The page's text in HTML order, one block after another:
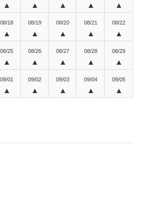
▲ ▲ ▲ ▲ ▲
08/18
▲
08/19
▲
08/20
▲
08/21
▲
08/22
▲
08/25
▲
08/26
▲
08/27
▲
08/28
▲
08/29
▲
09/01
▲
09/02
▲
09/03
▲
09/04
▲
09/05
▲